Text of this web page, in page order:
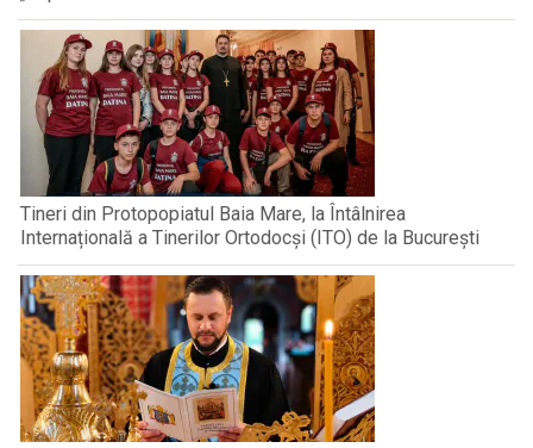
Tineri din Protopopiatul Baia Mare, la Întâlnirea
Internațională a Tinerilor Ortodocși (ITO) de la București